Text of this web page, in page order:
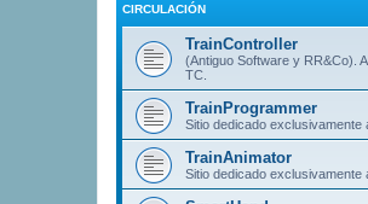
CIRCULACIÓN
TrainController
(Antiguo Software y RR&Co).
TC.
TrainProgrammer
Sitio dedicado exclusivamente
TrainAnimator
Sitio dedicado exclusivamente